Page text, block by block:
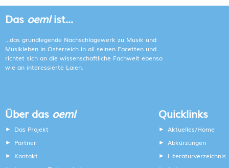
Das oemlist...
...das grundlegende Nachschlagewerk zu Musik und
Musikleben in Österreich in all seinen Facetten und
richtet sich an die wissenschaftliche Fachwelt ebenso
wie an interessierte Laien.
Über das oeml
Das Projekt
Partner
Kontakt
Quicklinks
Aktuelles/Home
Abkürzungen
Literaturverzeichnis